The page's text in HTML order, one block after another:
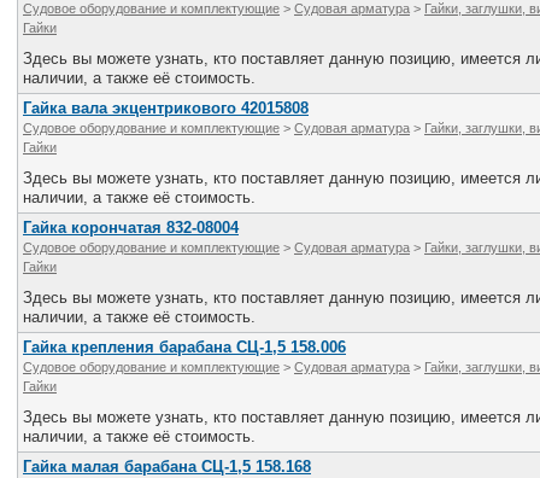
Судовое оборудование и комплектующие > Судовая арматура > Гайки, заглушки,
Гайки
Здесь вы можете узнать, кто поставляет данную позицию, имеется
наличии, а также её стоимость.
Гайка вала экцентрикового 42015808
Судовое оборудование и комплектующие > Судовая арматура > Гайки, заглушки,
Гайки
Здесь вы можете узнать, кто поставляет данную позицию, имеется
наличии, а также её стоимость.
Гайка корончатая 832-08004
Судовое оборудование и комплектующие > Судовая арматура > Гайки, заглушки,
Гайки
Здесь вы можете узнать, кто поставляет данную позицию, имеется
наличии, а также её стоимость.
Гайка крепления барабана СЦ-1,5 158.006
Судовое оборудование и комплектующие > Судовая арматура > Гайки, заглушки,
Гайки
Здесь вы можете узнать, кто поставляет данную позицию, имеется
наличии, а также её стоимость.
Гайка малая барабана СЦ-1,5 158.168